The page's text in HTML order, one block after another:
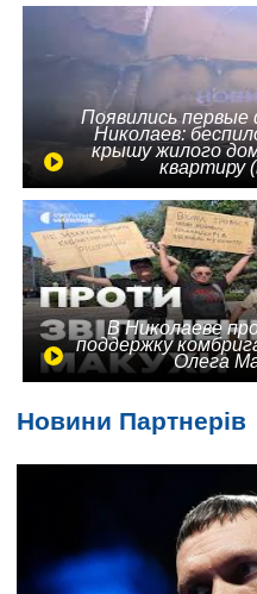
Появились
Николаев:
крышу жилого
квартиру
В Николаеве
поддержку
Олега